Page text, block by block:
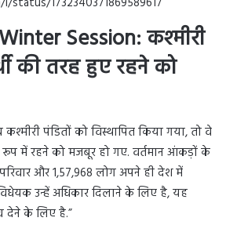
Session: कश्मीरी
की तरह हुए रहने को
पंडितों को विस्थापित किया गया, तो वे
में रहने को मजबूर हो गए. वर्तमान आंकड़ों के
और 1,57,968 लोग अपने ही देश में
उन्हें अधिकार दिलाने के लिए है, यह
देने के लिए है.”